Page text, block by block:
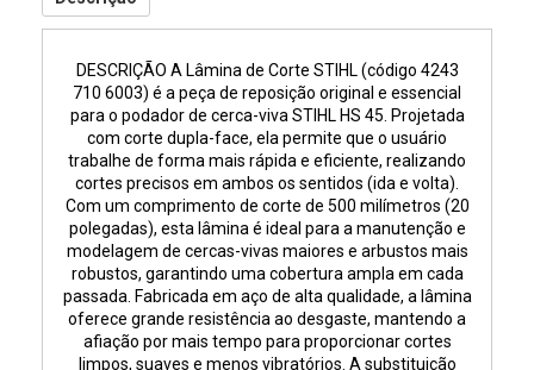
DESCRIÇÃO A Lâmina de Corte STIHL (código 4243
710 6003) é a peça de reposição original e essencial
para o podador de cerca-viva STIHL HS 45. Projetada
com corte dupla-face, ela permite que o usuário
trabalhe de forma mais rápida e eficiente, realizando
cortes precisos em ambos os sentidos (ida e volta).
Com um comprimento de corte de 500 milímetros (20
polegadas), esta lâmina é ideal para a manutenção e
modelagem de cercas-vivas maiores e arbustos mais
robustos, garantindo uma cobertura ampla em cada
passada. Fabricada em aço de alta qualidade, a lâmina
oferece grande resistência ao desgaste, mantendo a
afiação por mais tempo para proporcionar cortes
limpos, suaves e menos vibratórios. A substituição